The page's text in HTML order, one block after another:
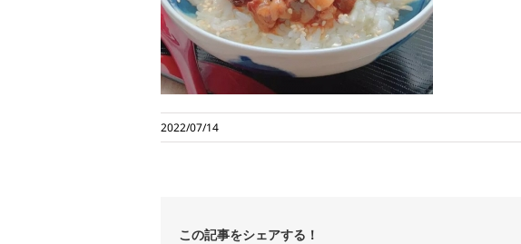
2022/07/14
この記事をシェアする！